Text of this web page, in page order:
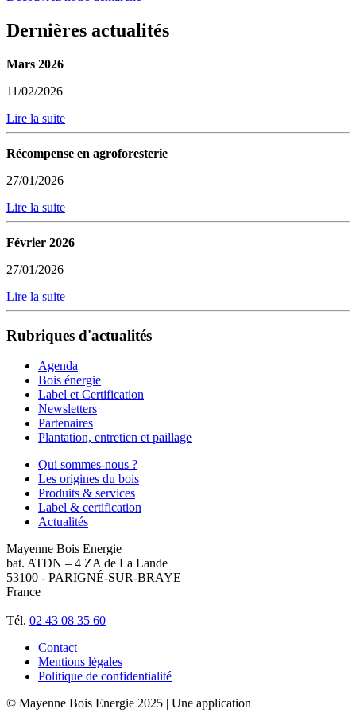
Dernières actualités
Mars 2026
11/02/2026
Lire la suite
Récompense en agroforesterie
27/01/2026
Lire la suite
Février 2026
27/01/2026
Lire la suite
Rubriques d'actualités
Agenda
Bois énergie
Label et Certification
Newsletters
Partenaires
Plantation, entretien et paillage
Qui sommes-nous ?
Les origines du bois
Produits & services
Label & certification
Actualités
Mayenne Bois Energie
bat. ATDN – 4 ZA de La Lande
53100 - PARIGNÉ-SUR-BRAYE
France
Tél. 02 43 08 35 60
Contact
Mentions légales
Politique de confidentialité
© Mayenne Bois Energie 2025 | Une application